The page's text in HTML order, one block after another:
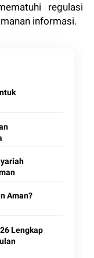
regulasi
informasi.
Aman?
Lengkap